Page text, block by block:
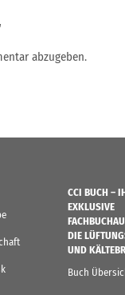
abzugeben.
CCI BUCH –
EXKLUSIVE
DIE
UND
Buch